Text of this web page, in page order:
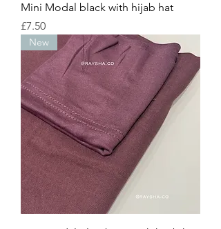
Mini Modal black with hijab hat
Price
£7.50
New